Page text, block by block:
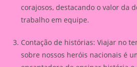
corajosos, destacando o valor da
trabalho em equipe.
Contação de histórias: Viajar no
sobre nossos heróis nacionais é